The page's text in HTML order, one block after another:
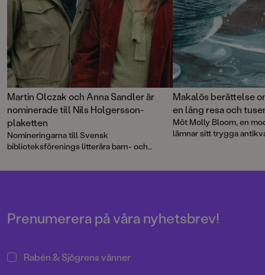
Martin Olczak och Anna Sandler är
nominerade till Nils Holgersson-
plaketten
Nomineringarna till Svensk
biblioteksförenings litterära barn- och
nominerade titlarna finnsMolly Blooms
Makalös berättelse
en lång resa och
Möt Molly Bloom, en
lämnar sitt trygga
de största av hinder för
Prenumerera på våra nyhetsbrev!
Rabén & Sjögrens vänner